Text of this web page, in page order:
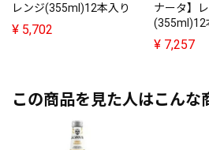
レンジ(355ml)12本入り
¥ 5,702
ナータ】
(355ml)12
¥ 7,257
この商品を見た人はこんな